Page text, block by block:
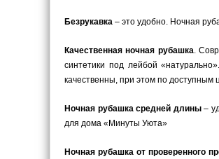
Безрукавка – это удобно. Ночная
Качественная ночная рубашка.
синтетики под лейбой
качественны, при этом по доступным
Ночная рубашка средней длины–
для дома «Минуты Уюта»
Ночная рубашка от проверенного